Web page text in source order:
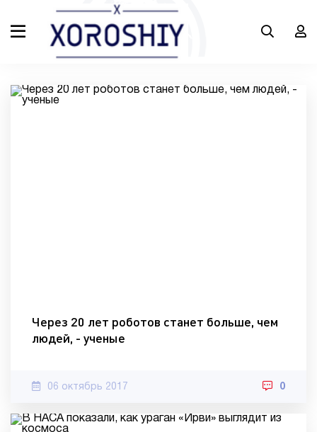
Через 20 лет роботов станет больше, чем
людей, - ученые
06 октябрь 2017 0